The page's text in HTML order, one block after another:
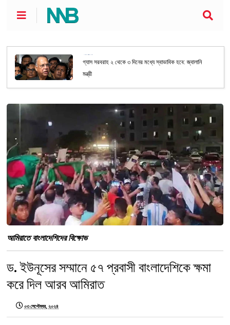
গ্যাস সরবরাহ ২ থেকে ৩ দিনের মধ্যে স্বাভাবিক হবে: জ্বালানি
মন্ত্রী
আমিরাতে বাংলাদেশিদের বিক্ষোভ
ড. ইউনূসের সম্মানে ৫৭ প্রবাসী বাংলাদেশিকে ক্ষমা
করে দিল আরব আমিরাত
০৩ সেপ্টেম্বর, ২০২৪